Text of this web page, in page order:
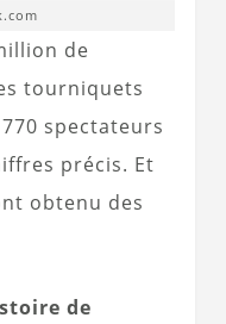
de
tourniquets
spectateurs
précis. Et
obtenu des
de